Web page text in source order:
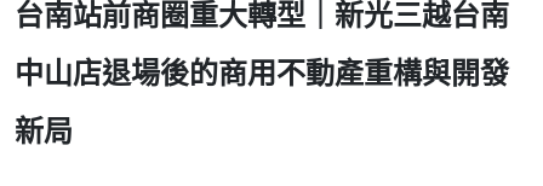
台南站前商圈重大轉型｜新光三越台南
中山店退場後的商用不動產重構與開發
新局